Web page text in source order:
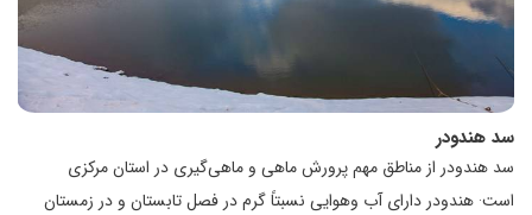
سد هندودر
سد هندودر از مناطق مهم پرورش ماهی و ماهی‌گیری در استان مرکزی
است. هندودر دارای آب وهوایی نسبتاً گرم در فصل تابستان و در زمستان